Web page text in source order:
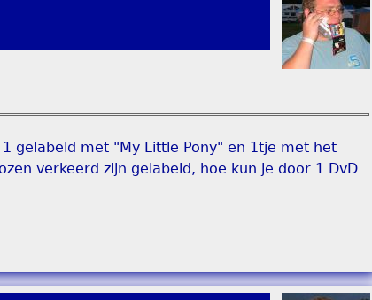
gelabeld met "My Little Pony" en 1tje met het
verkeerd zijn gelabeld, hoe kun je door 1 DvD